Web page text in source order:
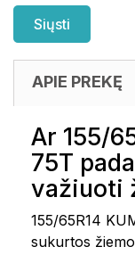
APIE PREKĘ
Ar 155/
75T
važiuoti
155/65R14
sukurtos